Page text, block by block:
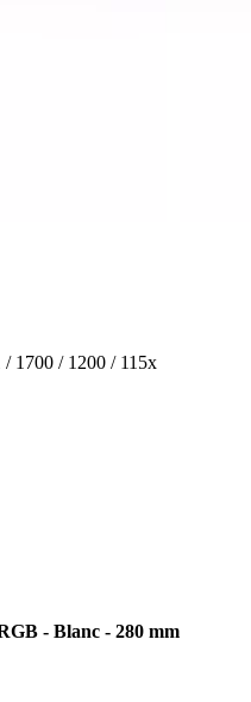
1700 / 1200 / 115x
- Blanc - 280 mm